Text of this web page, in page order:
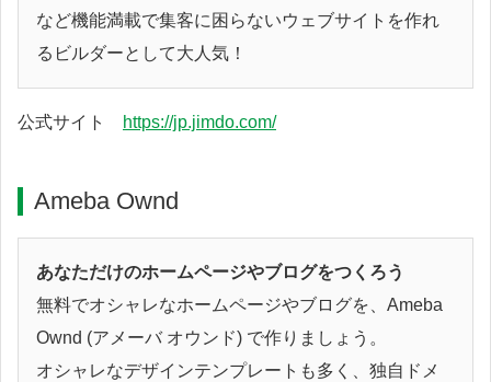
など機能満載で集客に困らないウェブサイトを作れ
るビルダーとして大人気！
公式サイト https://jp.jimdo.com/
Ameba Ownd
あなただけのホームページやブログをつくろう
無料でオシャレなホームページやブログを、Ameba
Ownd (アメーバ オウンド) で作りましょう。
オシャレなデザインテンプレートも多く、独自ドメ